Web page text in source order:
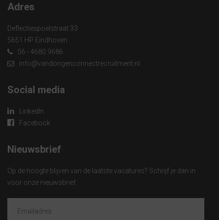
Adres
Deflectiespoelstraat 33
5651 HP Eindhoven
06 - 4680 9686
info@vandongenconnectrecruitment.nl
Social media
LinkedIn
Facebook
Nieuwsbrief
Op de hoogte blijven van de laatste vacatures? Schrijf je dan in
voor onze nieuwsbrief.